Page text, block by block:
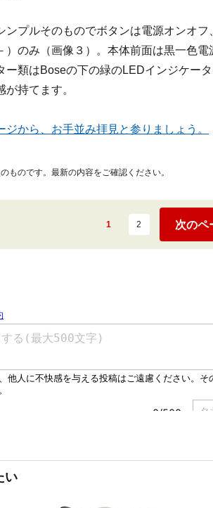
ンプルそのものでボタンは電源オンオフ
）のみ（画像３）。本体前面は黒一色電
ー類はBoseの下の緑のLEDインジケー
が持てます。
ジから、お手並み拝見と参りましょう。
ものです。最新の内容をご確認ください。
1 2 次のペ
い